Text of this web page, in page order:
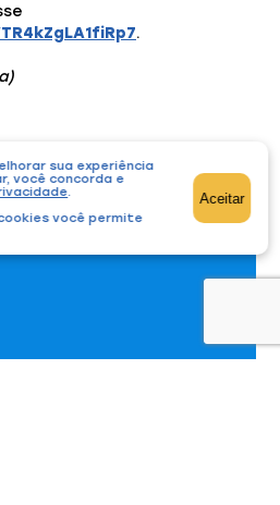
sua experiência
você concorda e
.
você permite
Aceitar
.
pode gostar